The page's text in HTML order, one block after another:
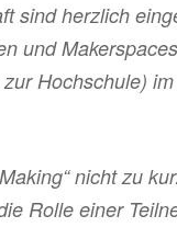
sind herzlich
und
Hochschule)
nicht zu
Rolle einer